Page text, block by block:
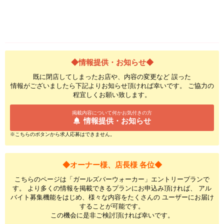
◆情報提供・お知らせ◆
既に閉店してしまったお店や、内容の変更など 誤った
情報がございましたら下記よりお知らせ頂ければ幸いです。 ご協力の
程宜しくお願い致します。
掲載内容について何かお気付きの方
情報提供・お知らせ
※こちらのボタンから求人応募はできません。
◆オーナー様、店長様 各位◆
こちらのページは「ガールズバーウォーカー」エントリープランで
す。 より多くの情報を掲載できるプランにお申込み頂ければ、 アル
バイト募集機能をはじめ、様々な内容をたくさんの ユーザーにお届け
することが可能です。
この機会に是非ご検討頂ければ幸いです。